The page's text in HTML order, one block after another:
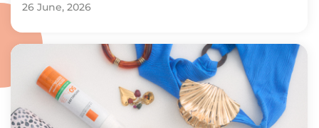
26 June, 2026